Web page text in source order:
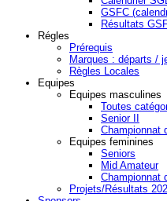
GSFC
Résultats
Régles
Prérequis
Marques : départs /
Règles Locales
Equipes
Equipes masculines
Toutes
Senior II
Championnat
Equipes feminines
Seniors
Mid Amateur
Championnat
Projets/Résultats